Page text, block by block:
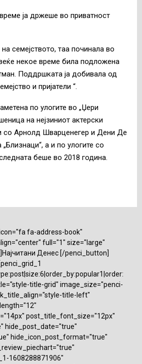
ја држеше во приватност
семејството, таа починала во
некое време била подложена
Поддршката ја добивала од
и пријатели “.
по улогите во „Џери
на нејзиниот актерски
со Арнолд Шварценегер и Дени Де
а и по улогите со
беше во 2018 година.
fa-address-book"
full="1" size="large"
Денес [/penci_button]
title-grid" image_size="penci-
title-left"
post_title_font_size="12px"
hide_post_date="true"
hide_icon_post_format="true"
1608288871906"